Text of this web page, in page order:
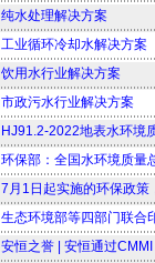
纯水处理解决方案
工业循环冷却水解决方案
饮用水行业解决方案
市政污水行业解决方案
HJ91.2-2022地表水环境
环保部：全国水环境质量
7月1日起实施的环保政策
生态环境部等四部门联合
安恒之誉 | 安恒通过